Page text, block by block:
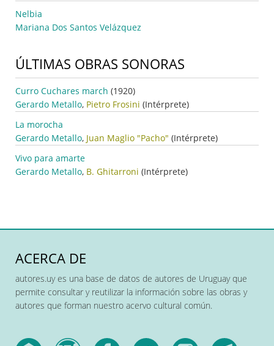
Nelbia
Mariana Dos Santos Velázquez
ÚLTIMAS OBRAS SONORAS
Curro Cuchares march (1920)
Gerardo Metallo, Pietro Frosini (Intérprete)
La morocha
Gerardo Metallo, Juan Maglio "Pacho" (Intérprete)
Vivo para amarte
Gerardo Metallo, B. Ghitarroni (Intérprete)
ACERCA DE
autores.uy es una base de datos de autores de Uruguay que
permite consultar y reutilizar la información sobre las obras y
autores que forman nuestro acervo cultural común.